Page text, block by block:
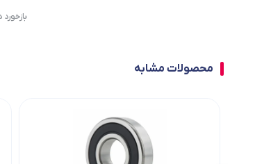
بازخورد
محصولات مشابه